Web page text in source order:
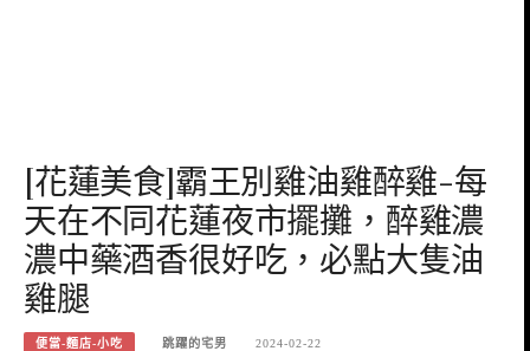
[花蓮美食]霸王別雞油雞醉雞-每
天在不同花蓮夜市擺攤，醉雞濃
濃中藥酒香很好吃，必點大隻油
雞腿
便當-麵店-小吃 跳躍的宅男 2024-02-22